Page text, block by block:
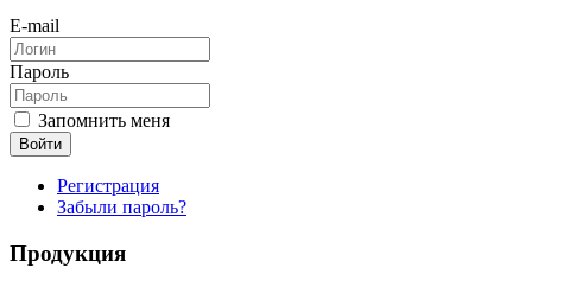
E-mail
Пароль
Запомнить меня
Войти
Регистрация
Забыли пароль?
Продукция